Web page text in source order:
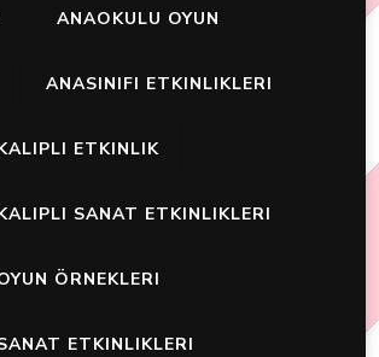
ANAOKULU OYUN
ANASINIFI ETKINLIKLERI
ETKINLIK
SANAT ETKINLIKLERI
ÖRNEKLERI
ETKINLIKLERI